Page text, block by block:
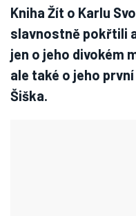
Kniha Žít o Karlu
slavnostně pokřtili
jen o jeho divokém
ale také o jeho
Šiška.